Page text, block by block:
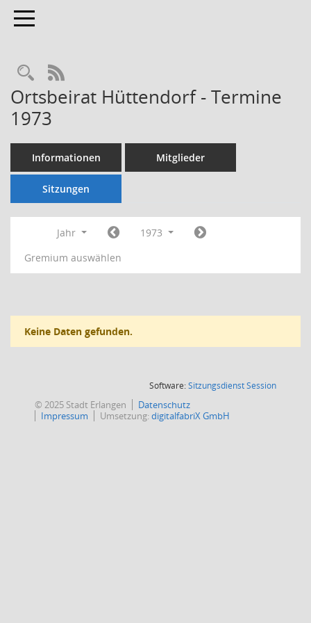
Toggle navigation
Rechercheauswahl
RSS-Feed
Ortsbeirat Hüttendorf - Termine
1973
Informationen Mitglieder
Sitzungen
Jahr
1973
Gremium auswählen
Keine Daten gefunden.
Software:SitzungsdienstSession(Wird in
© 2025 Stadt Erlangen
Datenschutz
Impressum
Umsetzung:digitalfabriX GmbH